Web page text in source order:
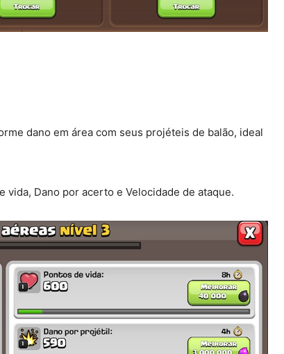
dano em área com seus projéteis de balão, ideal
vida, Dano por acerto e Velocidade de ataque.